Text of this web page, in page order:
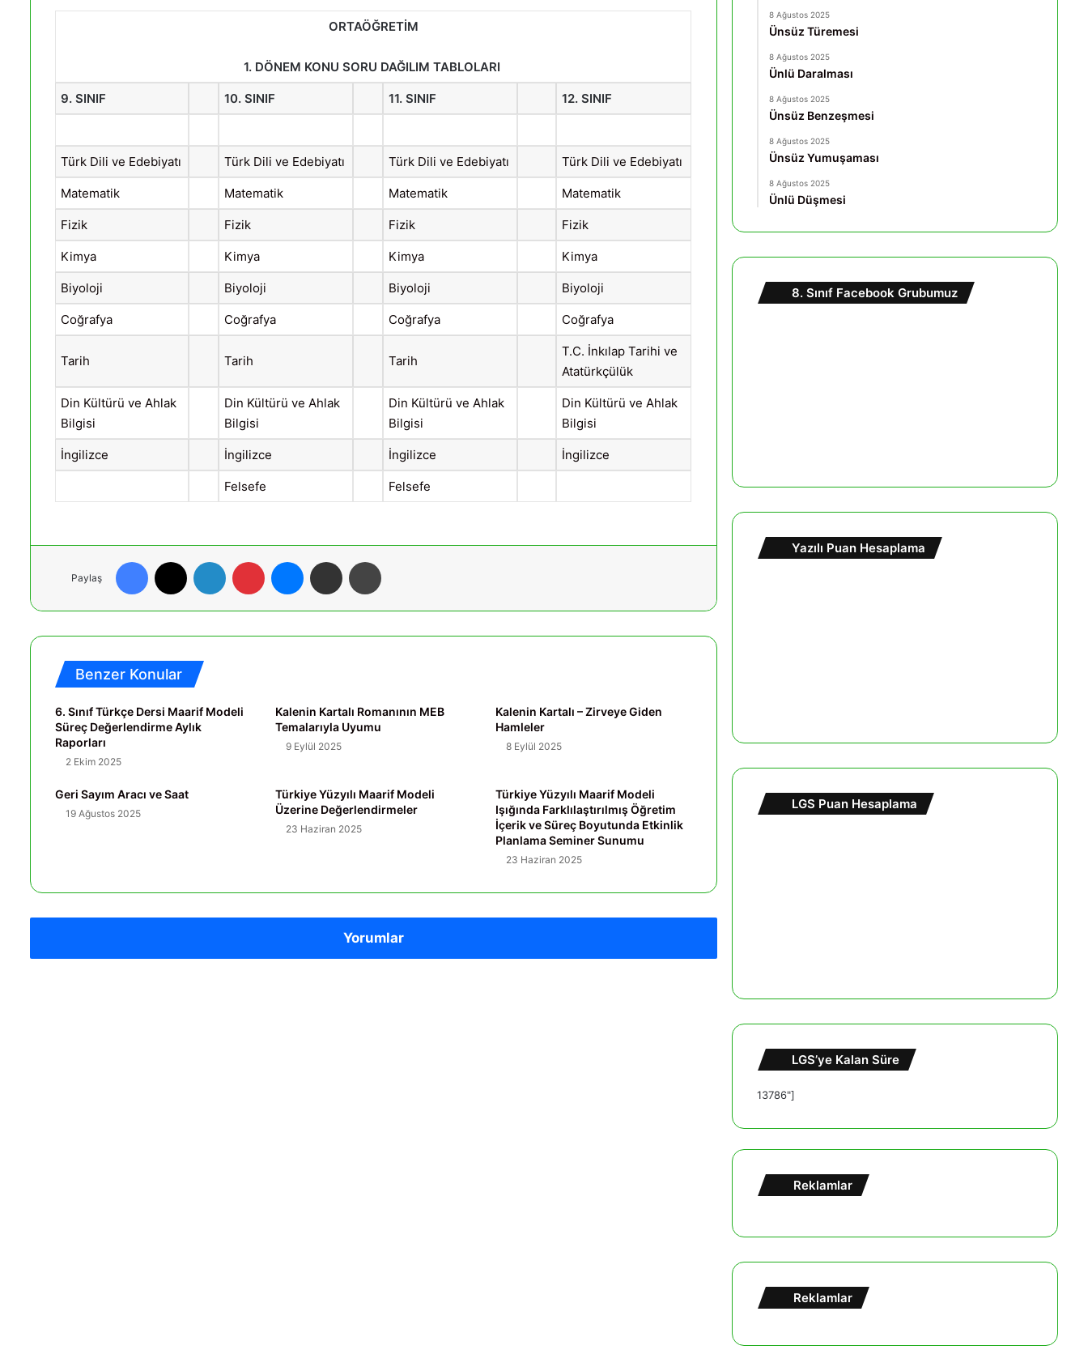
ORTAÖĞRETİM
1. DÖNEM KONU SORU DAĞILIM TABLOLARI
9. SINIF 10. SINIF 11. SINIF 12. SINIF
Türk Dili ve Edebiyatı Türk Dili ve Edebiyatı Türk Dili ve Edebiyatı Türk Dili ve Edebiyatı
Matematik Matematik Matematik Matematik
Fizik Fizik Fizik Fizik
Kimya Kimya Kimya Kimya
Biyoloji Biyoloji Biyoloji Biyoloji
Coğrafya Coğrafya Coğrafya Coğrafya
Tarih Tarih Tarih
T.C. İnkılap Tarihi ve
Atatürkçülük
Din Kültürü ve Ahlak
Bilgisi
Din Kültürü ve Ahlak
Bilgisi
Din Kültürü ve Ahlak
Bilgisi
Din Kültürü ve Ahlak
Bilgisi
İngilizce İngilizce İngilizce İngilizce
Felsefe Felsefe
Paylaş
Benzer Konular
6. Sınıf Türkçe Dersi Maarif Modeli
Süreç Değerlendirme Aylık
Raporları
2 Ekim 2025
Kalenin Kartalı Romanının MEB
Temalarıyla Uyumu
9 Eylül 2025
Kalenin Kartalı – Zirveye Giden
Hamleler
8 Eylül 2025
Geri Sayım Aracı ve Saat
19 Ağustos 2025
Türkiye Yüzyılı Maarif Modeli
Üzerine Değerlendirmeler
23 Haziran 2025
Türkiye Yüzyılı Maarif Modeli
Işığında Farklılaştırılmış Öğretim
İçerik ve Süreç Boyutunda Etkinlik
Planlama Seminer Sunumu
23 Haziran 2025
Yorumlar
8 Ağustos 2025
Ünsüz Türemesi
8 Ağustos 2025
Ünlü Daralması
8 Ağustos 2025
Ünsüz Benzeşmesi
8 Ağustos 2025
Ünsüz Yumuşaması
8 Ağustos 2025
Ünlü Düşmesi
8. Sınıf Facebook Grubumuz
Yazılı Puan Hesaplama
LGS Puan Hesaplama
LGS’ye Kalan Süre
13786"]
Reklamlar
Reklamlar